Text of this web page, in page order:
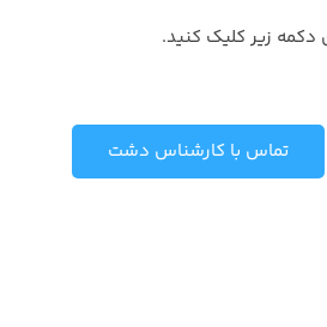
دکمه زیر کلیک کنید.
تماس با کارشناس دشت